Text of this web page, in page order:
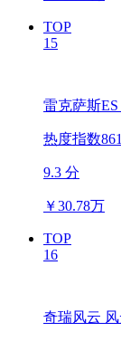
TOP
15
雷克萨斯
热度指数861
9.3 分
￥30.78万
TOP
16
奇瑞风云